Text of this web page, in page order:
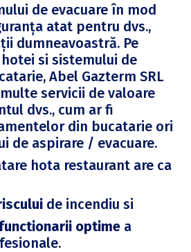
de evacuare în mod
atat pentru dvs.,
dumneavoastră. Pe
si sistemului de
Abel Gazterm SRL
servicii de valoare
dvs., cum ar fi
din bucatarie ori
de aspirare / evacuare.
hota restaurant are ca
de incendiu si
optime a